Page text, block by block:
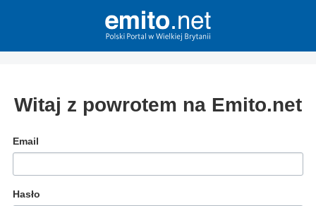
Witaj z powrotem na Emito.net
Email
Hasło